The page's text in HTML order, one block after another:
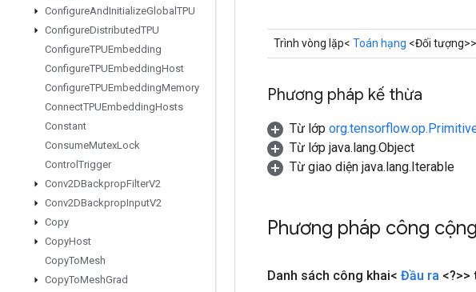
ConfigureAndInitializeGlobal TPU
ConfigureDistributedTPU
ConfigureTPUEmbedding
ConfigureTPUEmbeddingHost
ConfigureTPUEmbeddingMemory
ConnectTPUEmbeddingHosts
Constant
ConsumeMutexLock
Control Trigger
Conv2DBackpropFilterV2
Conv2DBackpropInputV2
Copy
CopyHost
CopyToMesh
CopyToMeshGrad
Trình vòng lặp< Toán hạng <Đối tượng>>
Phương pháp kế thừa
Từ lớp
Từ lớp java.lang.Object
Từ giao diện java.lang.Iterable
Phương pháp công cộng
Danh sách công khai< Đầu ra <?>>